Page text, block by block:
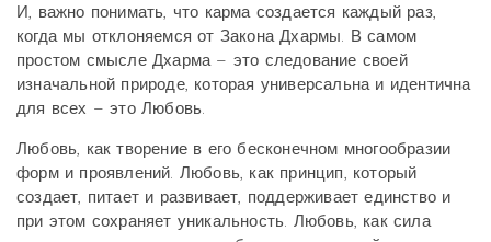
И, важно понимать, что карма создается каждый раз,
когда мы отклоняемся от Закона Дхармы. В самом
простом смысле Дхарма – это следование своей
изначальной природе, которая универсальна и идентична
для всех – это Любовь.
Любовь, как творение в его бесконечном многообразии
форм и проявлений. Любовь, как принцип, который
создает, питает и развивает, поддерживает единство и
при этом сохраняет уникальность. Любовь, как сила